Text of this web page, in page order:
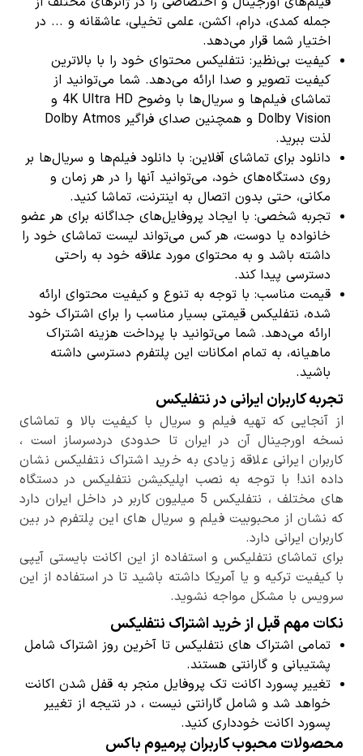
جمله کمدی، درام، اکشن، علمی تخیلی، عاشقانه و ... در
اختیار شما قرار می‌دهد.
کیفیت بی‌نظیر: نتفلیکس محتوای خود را با بالاترین
کیفیت تصویر و صدا ارائه می‌دهد. شما می‌توانید از
تماشای فیلم‌ها و سریال‌ها با وضوح 4K Ultra HD و
Dolby Vision و همچنین صدای فراگیر Dolby Atmos
لذت ببرید.
دانلود برای تماشای آفلاین: با دانلود فیلم‌ها و سریال‌ها بر
روی دستگاه‌های خود، می‌توانید آنها را در هر زمان و
مکانی، حتی بدون اتصال به اینترنت، تماشا کنید.
تجربه شخصی: با ایجاد پروفایل‌های جداگانه برای هر عضو
خانواده یا دوست، هر کس می‌تواند لیست تماشای خود را
داشته باشد و به محتوای مورد علاقه خود به راحتی
دسترسی پیدا کند.
قیمت مناسب: با توجه به تنوع و کیفیت محتوای ارائه
شده، نتفلیکس قیمتی بسیار مناسب را برای اشتراک خود
ارائه می‌دهد. شما می‌توانید با پرداخت هزینه اشتراک
ماهیانه، به تمام امکانات این پلتفرم دسترسی داشته
باشید.
تجربه کاربران ایرانی در نتفلیکس
از آنجایی که تهیه فیلم و سریال با کیفیت بالا و تماشای
نسخه اورجینال آن در ایران تا حدودی دردسرساز است ،
کاربران ایرانی علاقه زیادی به خرید اشتراک نتفلیکس نشان
داده اند! با توجه به نصب اپلیکیشن نتفلیکس در دستگاه
های مختلف ، نتفلیکس 5 میلیون کاربر در داخل ایران دارد
که نشان از محبوبیت فیلم و سریال های این پلتفرم در بین
کاربران ایرانی دارد.
برای تماشای نتفلیکس و استفاده از این اکانت بایستی آیپی
با کیفیت ترکیه و یا آمریکا داشته باشید تا در استفاده از این
سرویس با مشکل مواجه نشوید.
نکات مهم قبل از خرید اشتراک نتفلیکس
تمامی اشتراک های نتفلیکس تا آخرین روز اشتراک شامل
پشتیبانی و گارانتی هستند.
تغییر پسورد اکانت تک پروفایل منجر به قفل شدن اکانت
خواهد شد و شامل گارانتی نیست ، در نتیجه از تغییر
پسورد اکانت خودداری کنید.
محصولات محبوب کاربران پرمیوم باکس